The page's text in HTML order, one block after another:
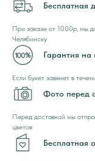
Бесплатная
При заказе от 1000р, мы
Челябинску
Гарантия на
Если букет завянет в
Фото перед
Перед доставкой мы
цветов
Бесплатная